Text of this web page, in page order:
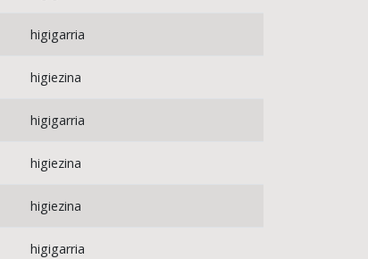
higigarria
higiezina
higigarria
higiezina
higiezina
higigarria